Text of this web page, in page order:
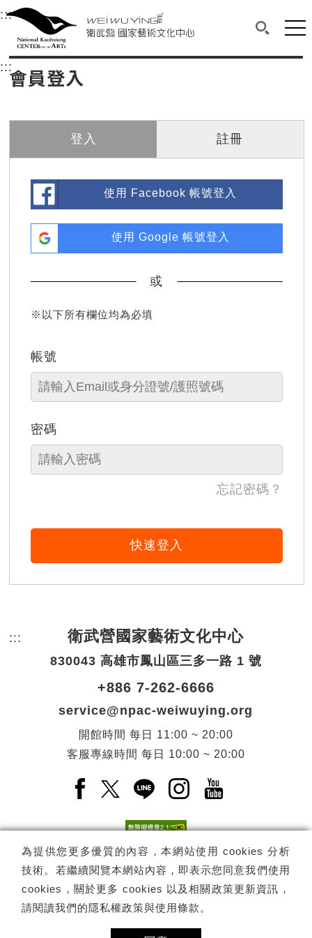
衛武營國家藝術文化中心
中央內容區塊，為本頁主要內容區。
:::選單連結區塊，此區塊列有本網站主要連結。
衛武營國家藝術文化中心
搜尋(開
網
::: 中央內容區塊，為本頁主要內容區。
會員登入
登入 註冊
使用 Facebook 帳號登入
使用 Google 帳號登入
或
※以下所有欄位均為必填
帳號
密碼
忘記密碼？
快速登入
為提供您更多優質的內容，本網站使用 cookies 分析
技術。若繼續閱覽本網站內容，即表示您同意我們使用
cookies，關於更多 cookies 以及相關政策更新資訊，
請閱讀我們的隱私權政策與使用條款 。
::: 頁尾網站資訊。
衛武營國家藝術文化中心
830043 高雄市鳳山區三多一路 1 號
+886 7-262-6666
service@npac-weiwuying.org
開館時間 每日
11:00 ~ 20:00
客服專線時間 每日 10:00 ~ 20:00
Facebook(另開新視窗)
X(另開新視窗)
LINE(另開新視窗)
Instagram(另開新視
YouTube(另開
電子報訂閱 訂閱
Copyright © 國家表演藝術中心 -衛武營國家藝術文化中心